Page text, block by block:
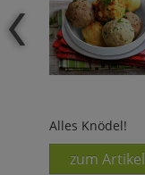
Alles Knödel!
zum Artikel